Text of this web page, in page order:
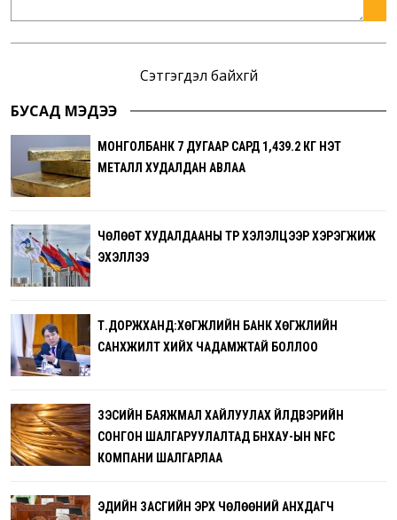
Сэтгэгдэл байхгүй
БУСАД МЭДЭЭ
МОНГОЛБАНК 7 ДУГААР САРД 1,439.2 КГ ҮНЭТ
МЕТАЛЛ ХУДАЛДАН АВЛАА
ЧӨЛӨӨТ ХУДАЛДААНЫ ТҮР ХЭЛЭЛЦЭЭР ХЭРЭГЖИЖ
ЭХЭЛЛЭЭ
Т.ДОРЖХАНД:ХӨГЖЛИЙН БАНК ХӨГЖЛИЙН
САНХҮҮЖИЛТ ХИЙХ ЧАДАМЖТАЙ БОЛЛОО
ЗЭСИЙН БАЯЖМАЛ ХАЙЛУУЛАХ ҮЙЛДВЭРИЙН
СОНГОН ШАЛГАРУУЛАЛТАД БНХАУ-ЫН NFC
КОМПАНИ ШАЛГАРЛАА
ЭДИЙН ЗАСГИЙН ЭРХ ЧӨЛӨӨНИЙ АНХДАГЧ